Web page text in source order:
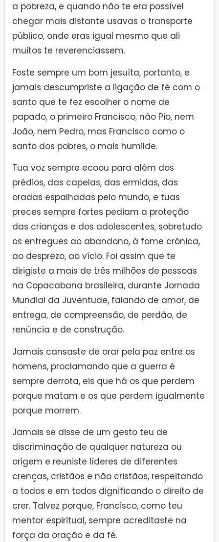
a pobreza, e quando não te era possível
chegar mais distante usavas o transporte
público, onde eras igual mesmo que ali
muitos te reverenciassem.
Foste sempre um bom jesuíta, portanto, e
jamais descumpriste a ligação de fé com o
santo que te fez escolher o nome de
papado, o primeiro Francisco, não Pio, nem
João, nem Pedro, mas Francisco como o
santo dos pobres, o mais humilde.
Tua voz sempre ecoou para além dos
prédios, das capelas, das ermidas, das
oradas espalhadas pelo mundo, e tuas
preces sempre fortes pediam a proteção
das crianças e dos adolescentes, sobretudo
os entregues ao abandono, à fome crônica,
ao desprezo, ao vício. Foi assim que te
dirigiste a mais de três milhões de pessoas
na Copacabana brasileira, durante Jornada
Mundial da Juventude, falando de amor, de
entrega, de compreensão, de perdão, de
renúncia e de construção.
Jamais cansaste de orar pela paz entre os
homens, proclamando que a guerra é
sempre derrota, eis que há os que perdem
porque matam e os que perdem igualmente
porque morrem.
Jamais se disse de um gesto teu de
discriminação de qualquer natureza ou
origem e reuniste líderes de diferentes
crenças, cristãos e não cristãos, respeitando
a todos e em todos dignificando o direito de
crer. Talvez porque, Francisco, como teu
mentor espiritual, sempre acreditaste na
força da oração e da fé.